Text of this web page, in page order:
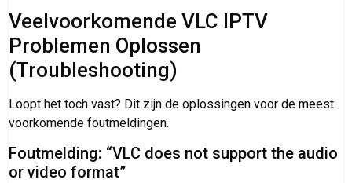
Veelvoorkomende VLC IPTV
Problemen Oplossen
(Troubleshooting)
Loopt het toch vast? Dit zijn de oplossingen voor de meest
voorkomende foutmeldingen.
Foutmelding: “VLC does not support the audio
or video format”